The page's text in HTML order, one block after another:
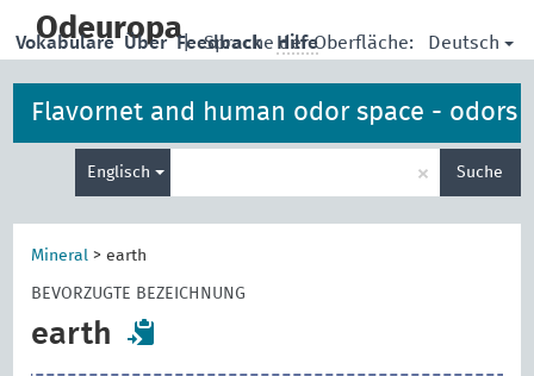
main
Odeuropa| Sprache der Oberfläche: Deutsch
Vokabulare Über Feedback Hilfe
Flavornet and human odor space - odors
Englisch × Suche
Mineral >earth
BEVORZUGTE BEZEICHNUNG
earth